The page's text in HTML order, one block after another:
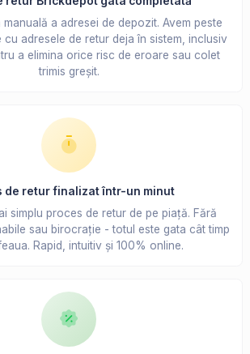
a adresei de depozit. Avem peste
adresele de retur deja în sistem, inclusiv
a elimina orice risc de eroare sau colet
trimis greșit.
de retur finalizat într-un minut
simplu proces de retur de pe piață. Fără
sau birocrație - totul este gata cât timp
Rapid, intuitiv și 100% online.